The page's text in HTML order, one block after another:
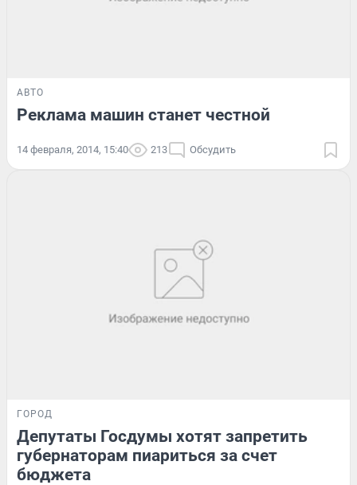
АВТО
Реклама машин станет честной
14 февраля, 2014, 15:40 213 Обсудить
ГОРОД
Депутаты Госдумы хотят запретить
губернаторам пиариться за счет
бюджета